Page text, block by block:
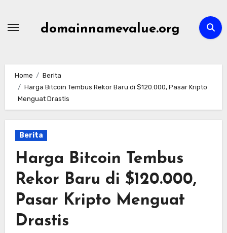
domainnamevalue.org
Home
Berita
Harga Bitcoin Tembus Rekor Baru di $120.000, Pasar Kripto
Menguat Drastis
Berita
Harga Bitcoin Tembus
Rekor Baru di $120.000,
Pasar Kripto Menguat
Drastis